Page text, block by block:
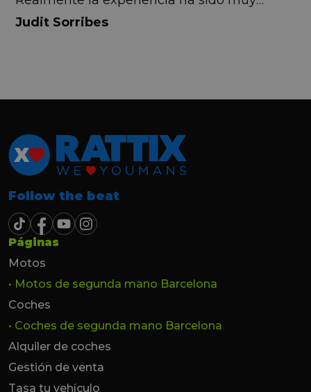
buena, Carolina ha sido siempre muy atenta
y profesional. Finalmente mi hermana se
Judit Sorribes
Follow the beat
Páginas
Motos
• Motos de segunda mano Barcelona
Coches
• Coches de segunda mano Barcelona
Alquiler de coches
Gestión de venta
Tasa tu vehículo